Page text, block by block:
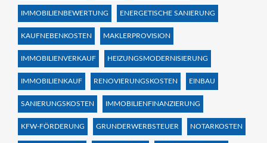
IMMOBILIENBEWERTUNG ENERGETISCHE SANIERUNG
KAUFNEBENKOSTEN MAKLERPROVISION
IMMOBILIENVERKAUF HEIZUNGSMODERNISIERUNG
IMMOBILIENKAUF RENOVIERUNGSKOSTEN EINBAU
SANIERUNGSKOSTEN IMMOBILIENFINANZIERUNG
KFW-FÖRDERUNG GRUNDERWERBSTEUER NOTARKOSTEN